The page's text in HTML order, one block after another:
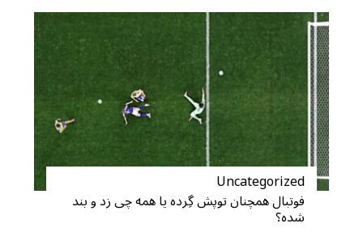
Uncategorized
فوتبال همچنان توپش گِرده یا همه چی زد و بند
شده؟